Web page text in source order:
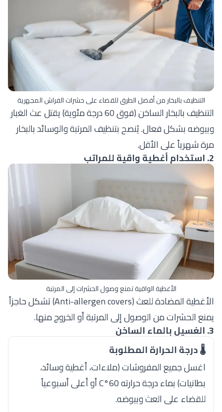
التنظيف بالبخار من أفضل الطرق للقضاء على حشرات الفراش المجهرية
التنظيف بالبخار الساخن (فوق 60 درجة مئوية) يقتل عث الغبار
وبيوضه بشكل فعال. يُنصح بتنظيف المرتبة والوسائد بالبخار
مرة شهرياً على الأقل.
2. استخدام أغطية واقية للمراتب
الأغطية الواقية تمنع وصول الحشرات إلى المرتبة
الأغطية المضادة للعث (Anti-allergen covers) تشكل حاجزاً
يمنع الحشرات من الوصول إلى المرتبة أو الخروج منها.
3. الغسيل بالماء الساخن
🌡️ درجة الحرارة المطلوبة
اغسل جميع المفروشات (ملاءات، أغطية وسائد،
بطانيات) بماء درجة حرارته 60°C أو أعلى أسبوعياً
للقضاء على العث وبيوضه.